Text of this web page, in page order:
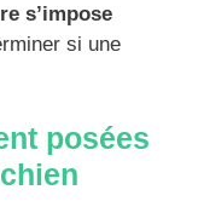
s’impose
si une
posées